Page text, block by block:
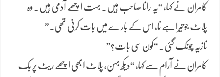
کامران نے کہا، “یہ رانا صاحب ہیں۔ بہت اچھے آدمی ہیں۔ وہ
پلاٹ جو تیرا ہے نا، اس کے بارے میں بات کرنی تھی۔”
نازیہ چونک گئی۔ “کون سی بات؟”
کامران نے آرام سے کہا، “دیکھ بہن، پلاٹ ابھی اچھے ریٹ پر بک